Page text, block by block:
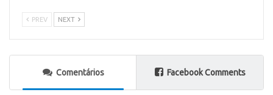
PREV NEXT
Comentários Facebook Comments